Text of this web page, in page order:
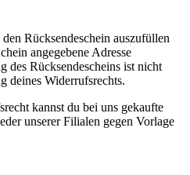
Rücksendeschein auszufüllen
angegebene Adresse
des Rücksendescheins ist nicht
deines Widerrufsrechts.
kannst du bei uns gekaufte
unserer Filialen gegen Vorlage